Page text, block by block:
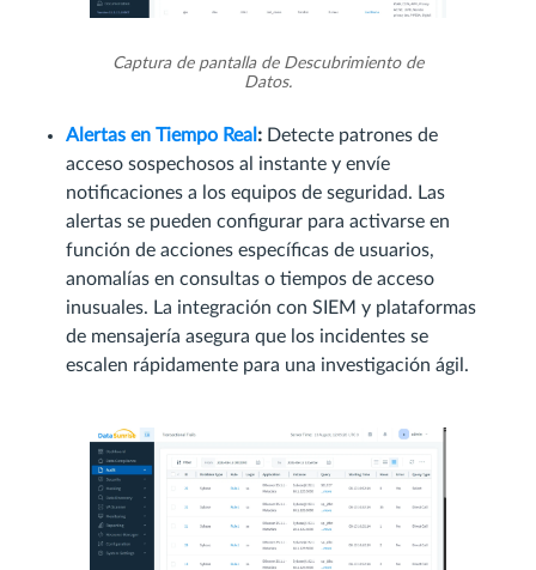
Captura de pantalla de Descubrimiento de
Datos.
Alertas en Tiempo Real : Detecte patrones de
acceso sospechosos al instante y envíe
notificaciones a los equipos de seguridad. Las
alertas se pueden configurar para activarse en
función de acciones específicas de usuarios,
anomalías en consultas o tiempos de acceso
inusuales. La integración con SIEM y plataformas
de mensajería asegura que los incidentes se
escalen rápidamente para una investigación ágil.